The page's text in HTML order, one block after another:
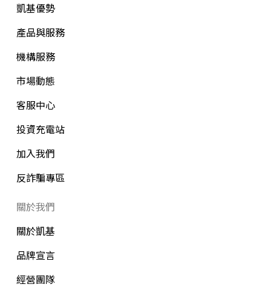
凱基優勢
產品與服務
機構服務
市場動態
客服中心
投資充電站
加入我們
反詐騙專區
關於我們
關於凱基
品牌宣言
經營團隊